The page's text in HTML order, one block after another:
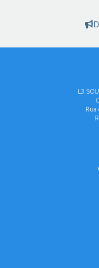
L3
Rua